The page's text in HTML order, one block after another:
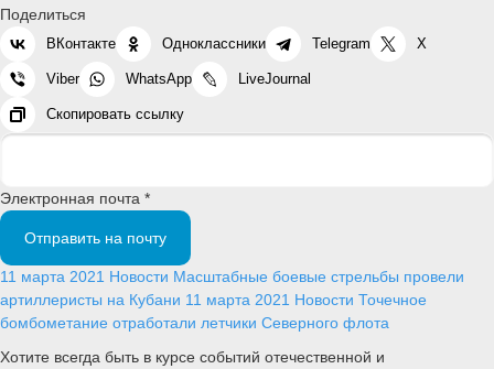
Поделиться
ВКонтакте Одноклассники Telegram X
Viber WhatsApp LiveJournal
Скопировать ссылку
Электронная почта *
Отправить на почту
11 марта 2021 Новости Масштабные боевые стрельбы провели
артиллеристы на Кубани 11 марта 2021 Новости Точечное
бомбометание отработали летчики Северного флота
Хотите всегда быть в курсе событий отечественной и